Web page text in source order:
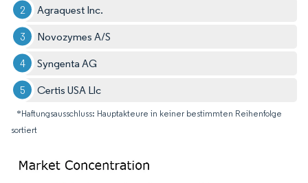
Agraquest Inc.
Novozymes A/S
Syngenta AG
Certis USA Llc
*Haftungsausschluss: Hauptakteure in keiner bestimmten Reihenfolge
sortiert